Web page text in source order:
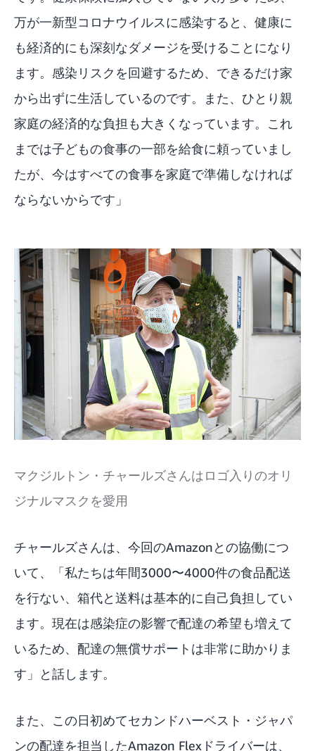
万が一新型コロナウイルスに感染すると、健康に
も経済的にも深刻なダメージを受けることになり
ます。感染リスクを回避するため、できるだけ家
から出ずに生活しているのです。また、ひとり親
家庭の経済的な負担も大きくなっています。これ
までは子どもの食事の一部を給食に頼っていまし
たが、今はすべての食事を家庭で準備しなければ
ならないからです」
マクジルトン・チャールズさんはロゴ入りのオリ
ジナルマスクを愛用
チャールズさんは、今回のAmazonとの協働につ
いて、「私たちは年間3000〜4000件の食品配送
を行ない、箱代と送料は基本的に自己負担してい
ます。現在は感染症の影響で配達の希望も増えて
いるため、配達の無償サポートは非常に助かりま
す」と話します。
また、この日初めてセカンドハーベスト・ジャパ
ンの配達を担当したAmazon Flexドライバーは、